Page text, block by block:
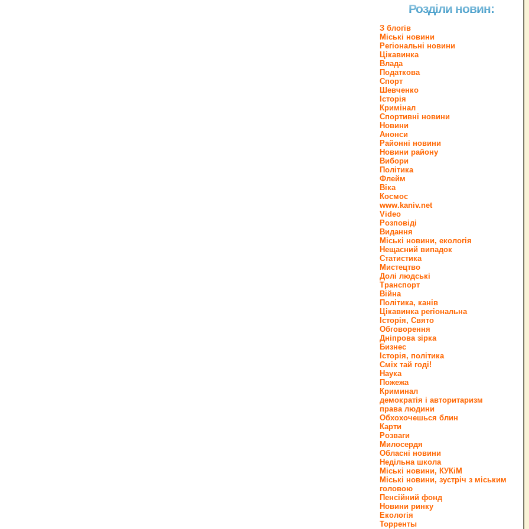
Розділи новин:
З блогів
Міські новини
Регіональні новини
Цікавинка
Влада
Податкова
Спорт
Шевченко
Історія
Кримінал
Спортивні новини
Новини
Анонси
Районні новини
Новини району
Вибори
Політика
Флейм
Віка
Космос
www.kaniv.net
Video
Розповіді
Видання
Міські новини, екологія
Нещасний випадок
Статистика
Мистецтво
Долі людські
Транспорт
Війна
Політика, канів
Цікавинка регіональна
Історія, Свято
Обговорення
Дніпрова зірка
Бизнес
Історія, політика
Сміх тай годі!
Наука
Пожежа
Криминал
демократія і авторитаризм
права людини
Обхохочешься блин
Карти
Розваги
Милосердя
Обласні новини
Недільна школа
Міські новини, КУКіМ
Міські новини, зустріч з міським
головою
Пенсійний фонд
Новини ринку
Екологія
Торренты